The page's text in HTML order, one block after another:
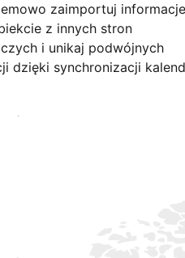
zaimportuj
z innych stron
i unikaj podwójnych
dzięki synchronizacji
już dziś